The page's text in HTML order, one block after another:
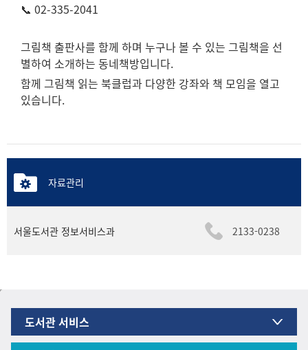
📞 02-335-2041
그림책 출판사를 함께 하며 누구나 볼 수 있는 그림책을 선
별하여 소개하는 동네책방입니다.
함께 그림책 읽는 북클럽과 다양한 강좌와 책 모임을 열고
있습니다.
자료관리
서울도서관 정보서비스과 2133-0238
도서관 서비스